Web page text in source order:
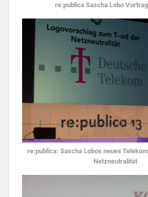
re:publica Sascha Lobo
re:publica: Sascha Lobos neues
Netzneutralität